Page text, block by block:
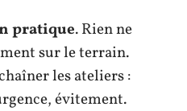
pratique. Rien ne
sur le terrain.
les ateliers :
évitement.